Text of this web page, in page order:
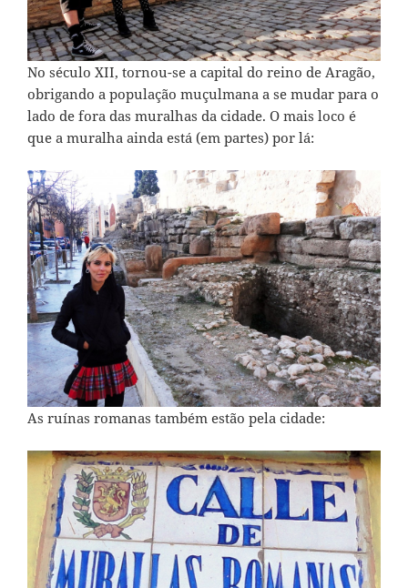
No século XII, tornou-se a capital do reino de Aragão,
obrigando a população muçulmana a se mudar para o
lado de fora das muralhas da cidade. O mais loco é
que a muralha ainda está (em partes) por lá:
As ruínas romanas também estão pela cidade: